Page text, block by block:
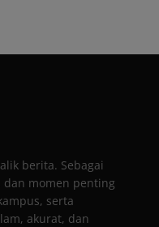
berita. Sebagai
momen penting
serta
akurat, dan